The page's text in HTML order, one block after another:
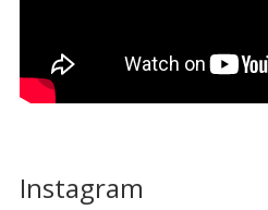
Instagram